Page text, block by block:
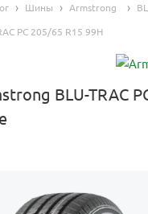
Шины Armstrong
PC 205/65 R15 99H
BLU-TRAC